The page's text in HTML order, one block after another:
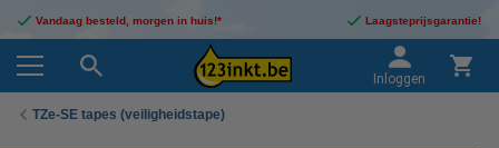
Vandaag besteld, morgen in huis!* Laagsteprijsgarantie!
Inloggen
TZe-SE tapes (veiligheidstape)